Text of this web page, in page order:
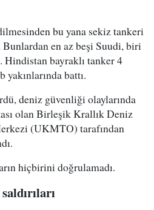
bu yana sekiz tankeri
Bunlardan en az beşi Suudi, biri
Hindistan bayraklı tanker 4
battı.
deniz güvenliği olaylarında
olan Birleşik Krallık Deniz
(UKMTO) tarafından
hiçbirini doğrulamadı.